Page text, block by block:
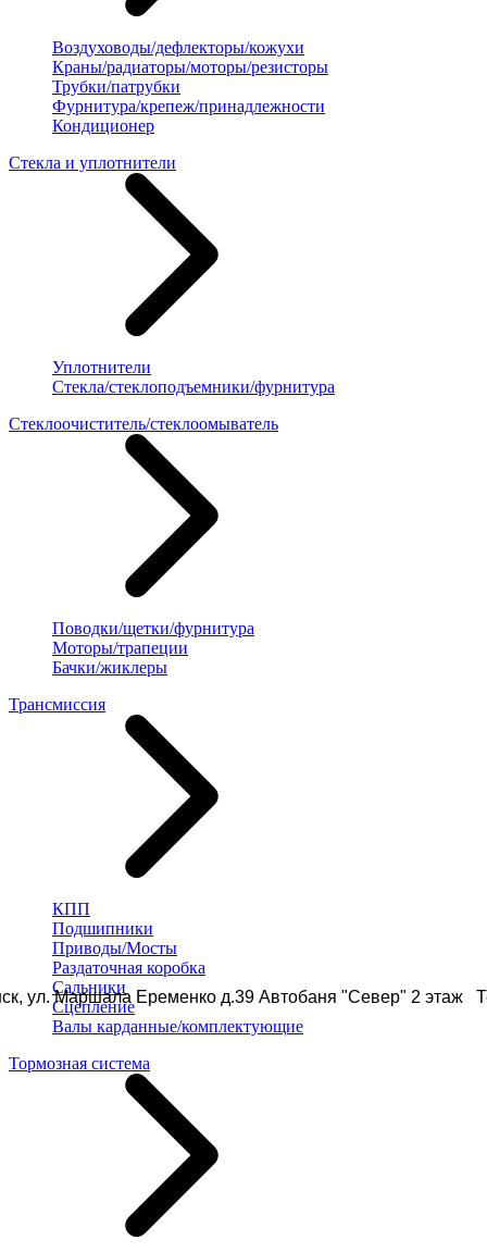
ул. Маршала Еременко д.39 Автобаня "Север" 2 этаж
Воздуховоды/дефлекторы/кожухи
Краны/радиаторы/моторы/резисторы
Трубки/патрубки
Фурнитура/крепеж/принадлежности
Кондиционер
Стекла и уплотнители
Уплотнители
Стекла/стеклоподъемники/фурнитура
Стеклоочиститель/стеклоомыватель
Поводки/щетки/фурнитура
Моторы/трапеции
Бачки/жиклеры
Трансмиссия
КПП
Подшипники
Приводы/Мосты
Раздаточная коробка
Сальники
Сцепление
Валы карданные/комплектующие
Тормозная система